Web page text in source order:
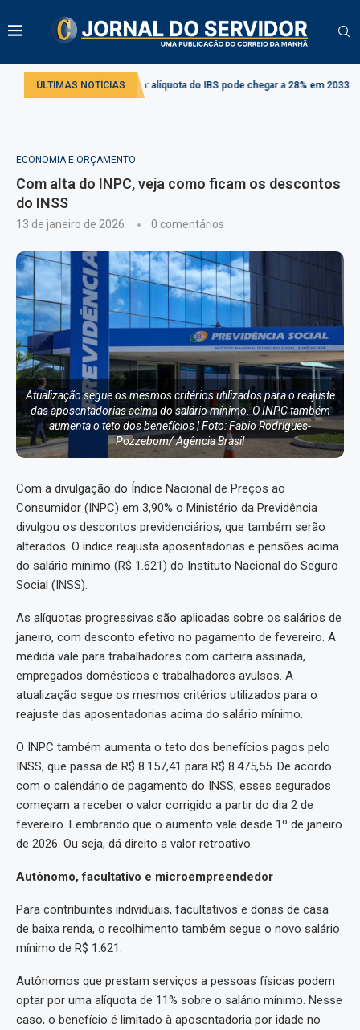
ÚLTIMAS NOTÍCIAS
tributária: alíquota do IBS pode chegar a 28% em 2033 Projeto cria
ECONOMIA E ORÇAMENTO
Com alta do INPC, veja como ficam os descontos
do INSS
13 de janeiro de 2026 0 comentários
Atualização segue os mesmos critérios utilizados para o reajuste
das aposentadorias acima do salário mínimo. O INPC também
aumenta o teto dos benefícios | Foto: Fabio Rodrigues-
Pozzebom/ Agência Brasil
Com a divulgação do Índice Nacional de Preços ao
Consumidor (INPC) em 3,90% o Ministério da Previdência
divulgou os descontos previdenciários, que também serão
alterados. O índice reajusta aposentadorias e pensões acima
do salário mínimo (R$ 1.621) do Instituto Nacional do Seguro
Social (INSS).
As alíquotas progressivas são aplicadas sobre os salários de
janeiro, com desconto efetivo no pagamento de fevereiro. A
medida vale para trabalhadores com carteira assinada,
empregados domésticos e trabalhadores avulsos. A
atualização segue os mesmos critérios utilizados para o
reajuste das aposentadorias acima do salário mínimo.
O INPC também aumenta o teto dos benefícios pagos pelo
INSS, que passa de R$ 8.157,41 para R$ 8.475,55. De acordo
com o calendário de pagamento do INSS, esses segurados
começam a receber o valor corrigido a partir do dia 2 de
fevereiro. Lembrando que o aumento vale desde 1º de janeiro
de 2026. Ou seja, dá direito a valor retroativo.
Autônomo, facultativo e microempreendedor
Para contribuintes individuais, facultativos e donas de casa
de baixa renda, o recolhimento também segue o novo salário
mínimo de R$ 1.621.
Autônomos que prestam serviços a pessoas físicas podem
optar por uma alíquota de 11% sobre o salário mínimo. Nesse
caso, o benefício é limitado à aposentadoria por idade no